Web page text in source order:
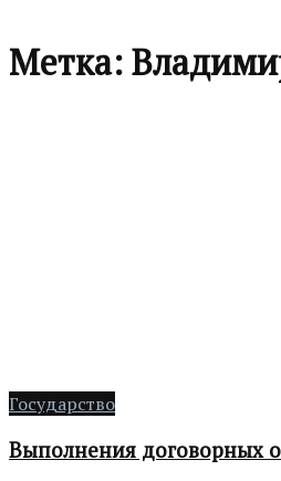
Метка:
Государство
Выполнения договорных